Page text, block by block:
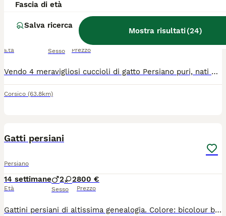
Fascia di età
Salva ricerca
Mostra risultati(24)
Persiano
Età Sesso
800 €
Prezzo
Vendo 4 meravigliosi cuccioli di gatto Persiano puri, nati e cresciuti in casa con tantissimo amore. I gattini hanno attualmente 35 giorni e sono estremamente affettuosi, coccoloni e dolci, amano il contatto umano, sono socievoli e stanno già imparando ad usare la lettiera e il tiragraffi.La cucciolata è composta da quattro splendide meraviglie:2 Cuccioli Bianchi Candidi, veri e propri batuffoli di pelo soffice e vellutato.1 Cucciolo Scuro (Black Tortie / Tartarugato) dall'aspetto unico e affascinante.1 Cucciolo Tabby Dorato (Golden Tabby) con sfumature calde e uno sguardo magnetico.Nota Importante:Età e Consegna: I cuccioli saranno pronti per la consegna solo al compimento dei 60 giorni (tra circa 25 giorni), come previsto dalle leggi italiane.Salute e Veterinario: I cuccioli non hanno ancora effettuato visite o vaccini. Abbiamo preferito lasciare questo passaggio al futuro proprietario, così che possa portarli fin da subito dal proprio veterinario di fiducia per iniziare il percorso che preferisce.Prezzo:800€ (Prezzo leggermente trattabile).Per bloccare o prenotare un cucciolo, o per ulteriori informazioni, foto e video, non esitate a contattarmi.
Corsico (63.8km)
Gatti persiani
Persiano
14 settimane
Età
2 2
Sesso
800 €
Prezzo
Gattini persiani di altissima genealogia. Colore: bicolour black and white sono nati 28/04/2026 e saranno disponibili 28/07/2026 con la doppia sverminazione, doppio vaccino, controlli dal veterinario, passaggio di proprietà, pedigree Anfi. Carattere meraviglioso.